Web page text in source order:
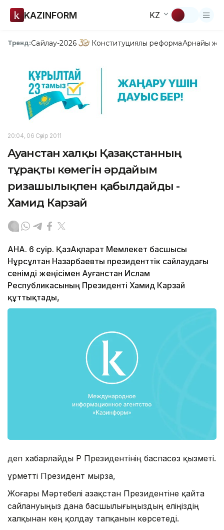
KAZINFORM KZ
Тренд:Сайлау-2026 Конституциялық реформаАрнайы
20:04, 06 Сәуір 2011
Ауғанстан халқы Қазақстанның
тұрақты көмегін әрдайым
ризашылықпен қабылдайды -
Хамид Карзай
АНА. 6 сәуір. ҚазАқпарат Мемлекет басшысы
Нұрсұлтан Назарбаевты президенттік сайлаудағы
сенімді жеңісімен Ауғанстан Ислам
Республикасының Президенті Хамид Карзай
құттықтады,
деп хабарлайды ҚР Президентінің баспасөз қызметі.
Құрметті Президент мырза,
Жоғары Мәртебелі Қазақстан Президентіне қайта
сайлануыңыз дана басшылығыңыздың еліңіздің
халқынан кең қолдау тапқанын көрсетеді.